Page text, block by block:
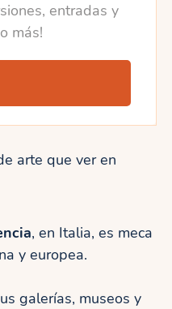
entradas y
más!
arte que ver en
, en Italia, es meca
y europea.
galerías, museos y